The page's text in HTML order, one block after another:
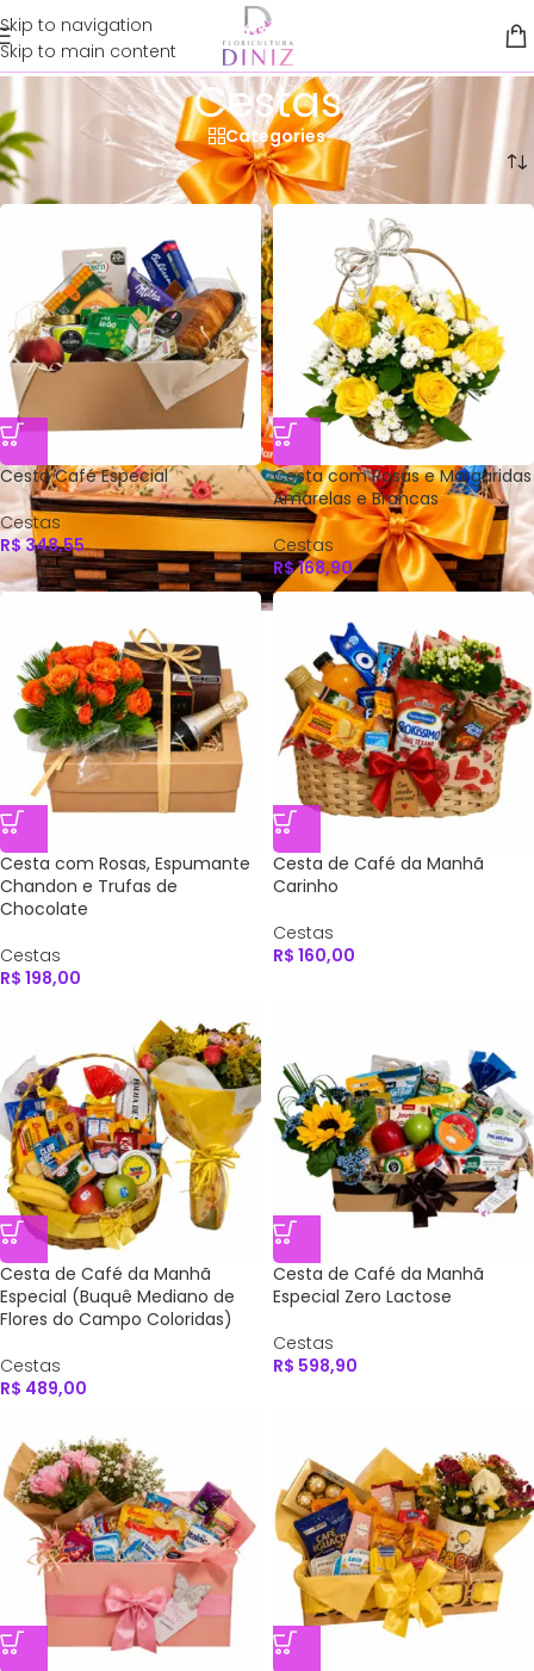
Skip to navigation
Skip to main content
Cestas
Categories
Início
Cesta Café Especial
Cestas
R$348,55
Cesta com Rosas e Margaridas
Amarelas e Brancas
Cestas
R$168,90
Cesta com Rosas, Espumante
Chandon e Trufas de
Chocolate
Cestas
R$ 198,00
Cesta de Café da Manhã
Carinho
Cestas
R$ 160,00
Cesta de Café da Manhã
Especial (Buquê Mediano de
Flores do Campo Coloridas)
Cestas
R$ 489,00
Cesta de Café da Manhã
Especial Zero Lactose
Cestas
R$ 598,90